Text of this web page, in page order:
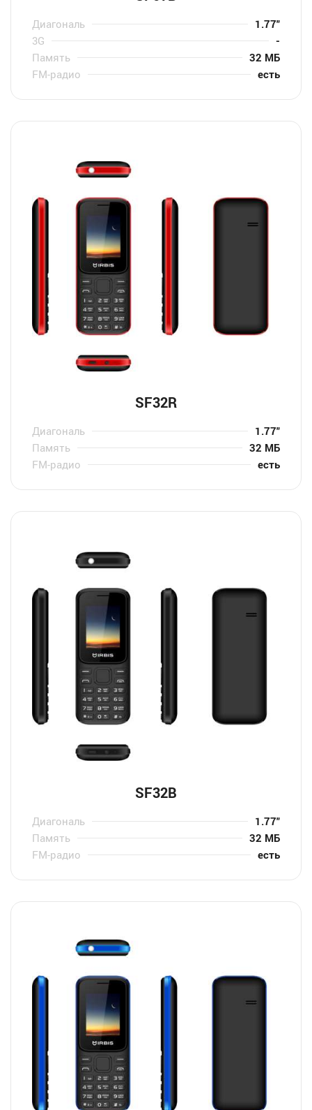
Диагональ
1.77″
3G
-
Память
32 МБ
FM-радио
есть
SF32R
Диагональ
1.77″
Память
32 МБ
FM-радио
есть
SF32B
Диагональ
1.77″
Память
32 МБ
FM-радио
есть